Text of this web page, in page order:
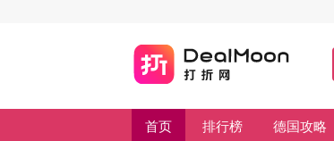
首页 排行榜 德国攻略